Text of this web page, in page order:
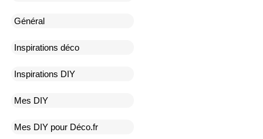
Général
Inspirations déco
Inspirations DIY
Mes DIY
Mes DIY pour Déco.fr